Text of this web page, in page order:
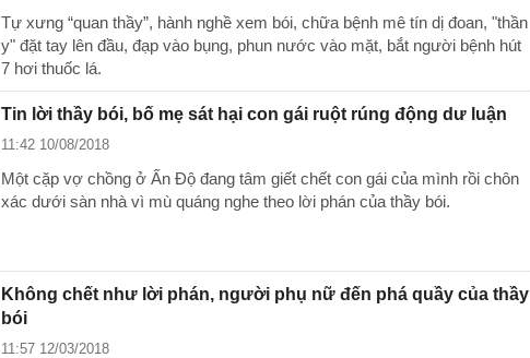
Tự xưng “quan thầy”, hành nghề xem bói, chữa bệnh mê tín dị đoan, "thần
y" đặt tay lên đầu, đạp vào bụng, phun nước vào mặt, bắt người bệnh hút
7 hơi thuốc lá.
Tin lời thầy bói, bố mẹ sát hại con gái ruột rúng động dư luận
11:42 10/08/2018
Một cặp vợ chồng ở Ấn Độ đang tâm giết chết con gái của mình rồi chôn
xác dưới sàn nhà vì mù quáng nghe theo lời phán của thầy bói.
Không chết như lời phán, người phụ nữ đến phá quầy của thầy
bói
11:57 12/03/2018